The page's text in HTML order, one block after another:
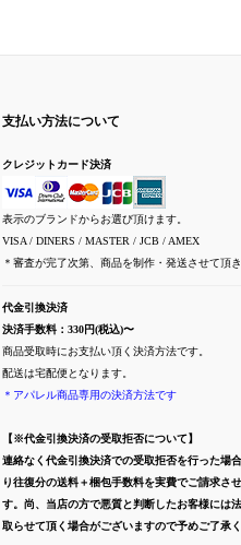
支払い方法について
クレジットカード決済
表示のブランドからお選び頂けます。
VISA / DINERS / MASTER / JCB / AMEX
＊審査が完了次第、商品を制作・発送させて頂
代金引換決済
決済手数料：330円(税込)〜
商品受取時にお支払い頂く決済方法です。
配送は宅配便となります。
＊アパレル商品専用の決済方法です
【※代金引換決済の受取拒否について】
連絡なく代金引換決済での受取拒否を行った場
り往復分の送料＋梱包手数料を実費でご請求さ
す。尚、当店の方で悪質と判断したお客様には
取らせて頂く場合がございますので予めご了承